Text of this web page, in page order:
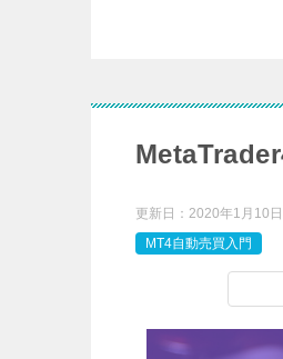
更新日： 2020年1月10日
MT4自動売買入門